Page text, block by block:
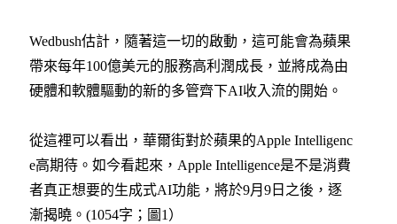
Wedbush估計，隨著這一切的啟動，這可能會為蘋果
帶來每年100億美元的服務高利潤成長，並將成為由
硬體和軟體驅動的新的多管齊下AI收入流的開始。
從這裡可以看出，華爾街對於蘋果的Apple Intelligenc
e高期待。如今看起來，Apple Intelligence是不是消費
者真正想要的生成式AI功能，將於9月9日之後，逐
漸揭曉。(1054字；圖1）